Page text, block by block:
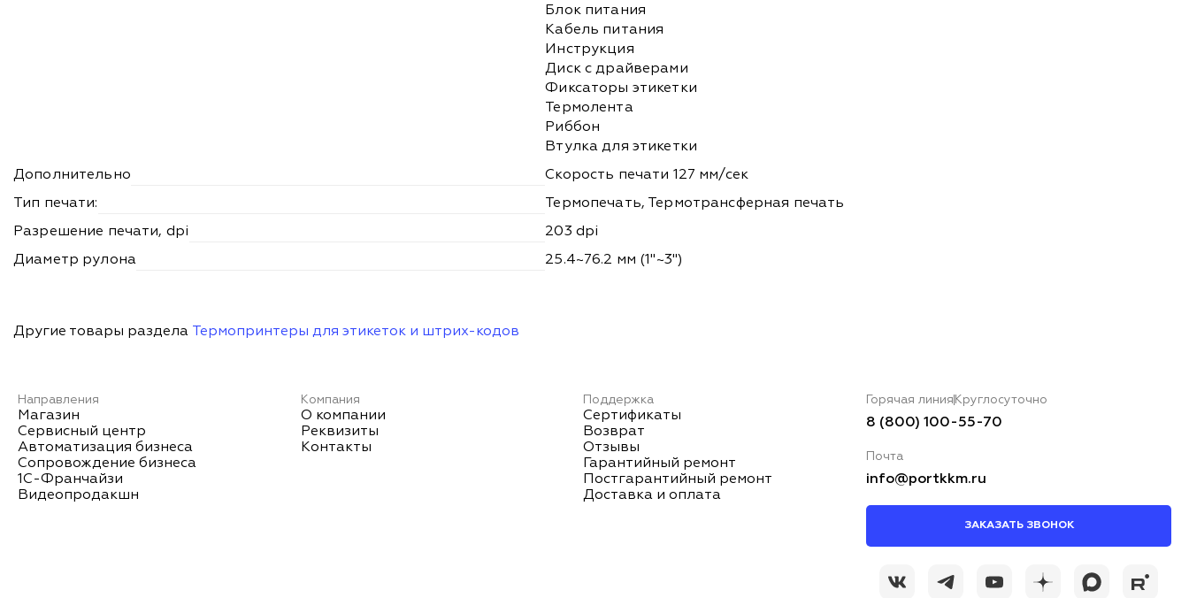
Блок питания
Кабель питания
Инструкция
Диск с драйверами
Фиксаторы этикетки
Термолента
Риббон
Втулка для этикетки
Дополнительно
Скорость печати 127 мм/сек
Тип печати:
Термопечать, Термотрансферная печать
Разрешение печати, dpi
203 dpi
Диаметр рулона
25.4~76.2 мм (1"~3")
Другие товары раздела Термопринтеры для этикеток и штрих-кодов
Направления
Магазин
Сервисный центр
Автоматизация бизнеса
Сопровождение бизнеса
1С-Франчайзи
Видеопродакшн
Компания
О компании
Реквизиты
Контакты
Поддержка
Сертификаты
Возврат
Отзывы
Гарантийный ремонт
Постгарантийный ремонт
Доставка и оплата
Горячая линия Круглосуточно
8 (800) 100-55-70
Почта
info@portkkm.ru
ЗАКАЗАТЬ ЗВОНОК